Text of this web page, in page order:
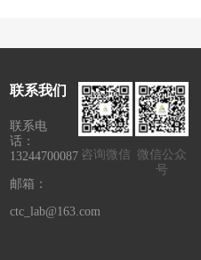
联系我们
联系电
话：
13244700087
邮箱：
ctc_lab@163.com
咨询微信 微信公众
号